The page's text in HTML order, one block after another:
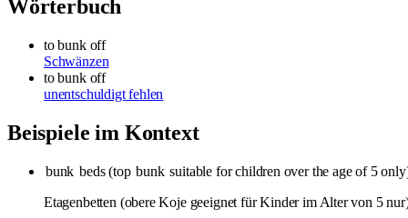
Wörterbuch
to bunk off
Schwänzen
to bunk off
unentschuldigt fehlen
Beispiele im Kontext
bunk beds (top bunk suitable for children over the age of 5
Etagenbetten (obere Koje geeignet für Kinder im Alter von 5